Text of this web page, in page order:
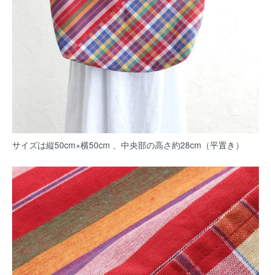
サイズは縦50cm×横50cm 、中央部の高さ約28cm（平置き）